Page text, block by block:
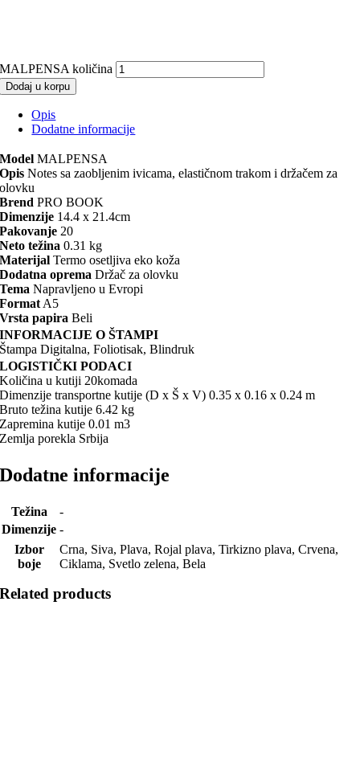
MALPENSA količina
Dodaj u korpu
Opis
Dodatne informacije
Model MALPENSA
Opis Notes sa zaobljenim ivicama, elastičnom trakom i držačem za
olovku
Brend PRO BOOK
Dimenzije 14.4 x 21.4cm
Pakovanje 20
Neto težina 0.31 kg
Materijal Termo osetljiva eko koža
Dodatna oprema Držač za olovku
Tema Napravljeno u Evropi
Format A5
Vrsta papira Beli
INFORMACIJE O ŠTAMPI
Štampa Digitalna, Foliotisak, Blindruk
LOGISTIČKI PODACI
Količina u kutiji 20komada
Dimenzije transportne kutije (D x Š x V) 0.35 x 0.16 x 0.24 m
Bruto težina kutije 6.42 kg
Zapremina kutije 0.01 m3
Zemlja porekla Srbija
Dodatne informacije
Težina
-
Dimenzije -
Izbor
boje
Crna, Siva, Plava, Rojal plava, Tirkizno plava, Crvena,
Ciklama, Svetlo zelena, Bela
Related products